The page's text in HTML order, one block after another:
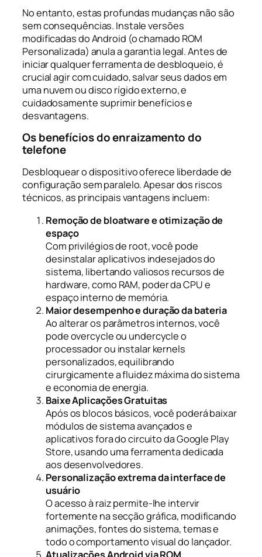
No entanto, estas profundas mudanças não são
sem consequências. Instale versões
modificadas do Android (o chamado ROM
Personalizada) anula a garantia legal. Antes de
iniciar qualquer ferramenta de desbloqueio, é
crucial agir com cuidado, salvar seus dados em
uma nuvem ou disco rígido externo, e
cuidadosamente suprimir benefícios e
desvantagens.
Os benefícios do enraizamento do
telefone
Desbloquear o dispositivo oferece liberdade de
configuração sem paralelo. Apesar dos riscos
técnicos, as principais vantagens incluem:
Remoção de bloatware e otimização de
espaço
Com privilégios de root, você pode
desinstalar aplicativos indesejados do
sistema, libertando valiosos recursos de
hardware, como RAM, poder da CPU e
espaço interno de memória.
Maior desempenho e duração da bateria
Ao alterar os parâmetros internos, você
pode overcycle ou undercycle o
processador ou instalar kernels
personalizados, equilibrando
cirurgicamente a fluidez máxima do sistema
e economia de energia.
Baixe Aplicações Gratuitas
Após os blocos básicos, você poderá baixar
módulos de sistema avançados e
aplicativos fora do circuito da Google Play
Store, usando uma ferramenta dedicada
aos desenvolvedores.
Personalização extrema da interface de
usuário
O acesso à raiz permite-lhe intervir
fortemente na secção gráfica, modificando
animações, fontes do sistema, temas e
todo o comportamento visual do lançador.